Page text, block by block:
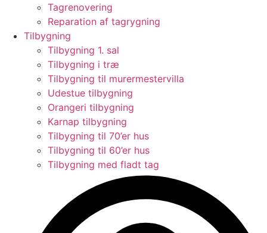
Tagrenovering
Reparation af tagrygning
Tilbygning
Tilbygning 1. sal
Tilbygning i træ
Tilbygning til murermestervilla
Udestue tilbygning
Orangeri tilbygning
Karnap tilbygning
Tilbygning til 70’er hus
Tilbygning til 60’er hus
Tilbygning med fladt tag